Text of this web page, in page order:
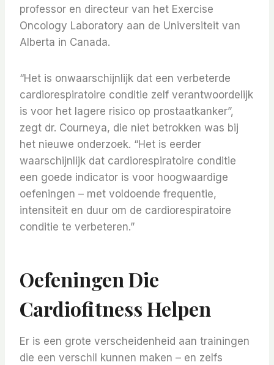
professor en directeur van het Exercise
Oncology Laboratory aan de Universiteit van
Alberta in Canada.
“Het is onwaarschijnlijk dat een verbeterde
cardiorespiratoire conditie zelf verantwoordelijk
is voor het lagere risico op prostaatkanker”,
zegt dr. Courneya, die niet betrokken was bij
het nieuwe onderzoek. “Het is eerder
waarschijnlijk dat cardiorespiratoire conditie
een goede indicator is voor hoogwaardige
oefeningen – met voldoende frequentie,
intensiteit en duur om de cardiorespiratoire
conditie te verbeteren.”
Oefeningen Die
Cardiofitness Helpen
Er is een grote verscheidenheid aan trainingen
die een verschil kunnen maken – en zelfs